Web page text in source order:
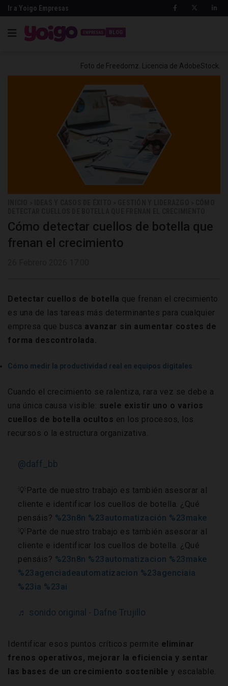
Ir a Yoigo Empresas
BLOG
Cómo detectar cuellos de botella que
frenan el crecimiento
Foto de Freedomz. Licencia de AdobeStock.
Detectar cuellos de botella que frenan el crecimiento
es una de las tareas más determinantes para cualquier
empresa que busca avanzar sin aumentar costes de
forma descontrolada.
Cómo medir la productividad real en equipos digitales
Cuando el crecimiento se ralentiza, rara vez se debe a
una única causa visible: suele existir uno o varios
cuellos de botella ocultos en los procesos, los
recursos o la estructura organizativa.
@daff_bb
💡Parte de nuestro trabajo es también asesorar al
cliente e identificar los cuellos de botella. ¿Qué
pensáis? %23n8n %23automatización %23make
💡Parte de nuestro trabajo es también asesorar al
cliente e identificar los cuellos de botella. ¿Qué
pensáis? %23n8n %23automatizacion %23make
%23agenciadeautomatizacion %23agenciaia
%23ia %23ai
♬ sonido original - Dafne Trujillo
Identificar esos puntos críticos permite eliminar
frenos operativos, mejorar la eficiencia y sentar
las bases de un crecimiento sostenible y escalable.